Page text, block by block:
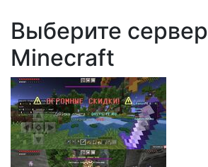
Выберите сервер
Minecraft